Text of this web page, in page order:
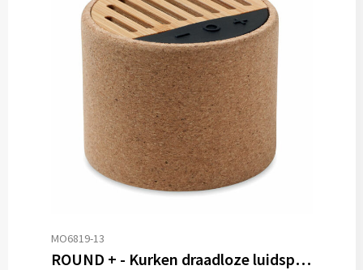
MO6819-13
ROUND + - Kurken draadloze luidspreker